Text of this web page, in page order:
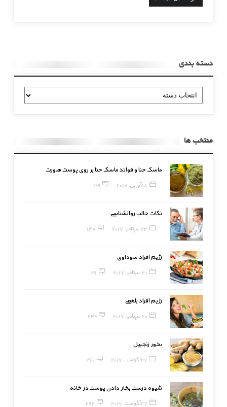
دسته بندی
دسته
بندی
منتخب ها
ماسک حنا و فوائد ماسک حنا بر روی پوست صورت
18 آوریل, 2018 199
نکات جالب روانشناسی
23 سپتامبر, 2017 148
رژیم افراد سوداوی
20 سپتامبر, 2017 191
رژیم افراد بلغمی
20 سپتامبر, 2017 249
بخور زنجبیل
27 آگوست, 2017 260
شیوه درست بخار دادن پوست در خانه
27 آگوست, 2017 262